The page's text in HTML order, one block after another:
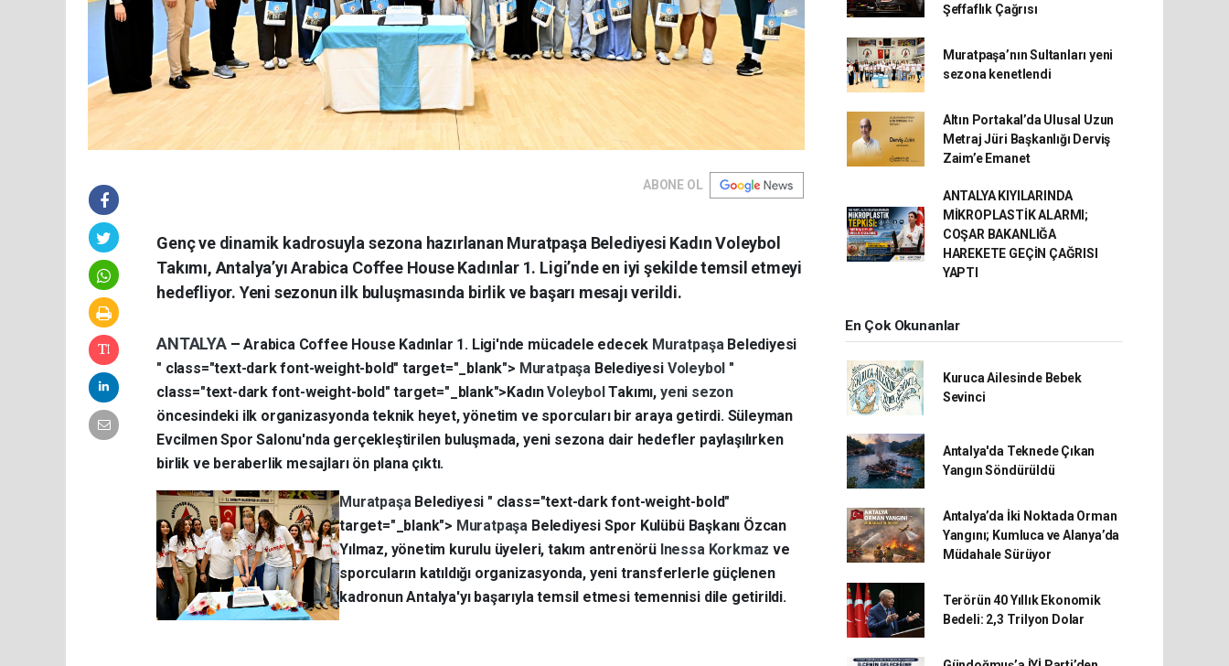
ABONE OL
Genç ve dinamik kadrosuyla sezona hazırlanan Muratpaşa Belediyesi Kadın Voleybol
Takımı, Antalya’yı Arabica Coffee House Kadınlar 1. Ligi’nde en iyi şekilde temsil etmeyi
hedefliyor. Yeni sezonun ilk buluşmasında birlik ve başarı mesajı verildi.
ANTALYA –Arabica Coffee House Kadınlar 1. Ligi'nde mücadele edecek Muratpaşa Belediyesi
" class="text-dark font-weight-bold" target="_blank"> Muratpaşa Belediyesi Voleybol "
class="text-dark font-weight-bold" target="_blank">KadınVoleybolTakımı, yeni sezon
öncesindeki ilk organizasyonda teknik heyet, yönetim ve sporcuları bir araya getirdi. Süleyman
Evcilmen Spor Salonu'nda gerçekleştirilen buluşmada, yeni sezona dair hedefler paylaşılırken
birlik ve beraberlik mesajları ön plana çıktı.
Muratpaşa Belediyesi " class="text-dark font-weight-bold"
target="_blank"> Muratpaşa Belediyesi Spor Kulübü Başkanı Özcan
Yılmaz, yönetim kurulu üyeleri, takım antrenörü Inessa Korkmaz ve
sporcuların katıldığı organizasyonda, yeni transferlerle güçlenen
kadronun Antalya'yı başarıyla temsil etmesi temennisi dile getirildi.
Şeffaflık Çağrısı
Muratpaşa’nın Sultanları yeni
sezona kenetlendi
Altın Portakal’da Ulusal Uzun
Metraj Jüri Başkanlığı Derviş
Zaim’e Emanet
ANTALYA KIYILARINDA
MİKROPLASTİK ALARMI;
COŞAR BAKANLIĞA
HAREKETE GEÇİN ÇAĞRISI
YAPTI
En Çok Okunanlar
Kuruca Ailesinde Bebek
Sevinci
Antalya'da Teknede Çıkan
Yangın Söndürüldü
Antalya’da İki Noktada Orman
Yangını; Kumluca ve Alanya’da
Müdahale Sürüyor
Terörün 40 Yıllık Ekonomik
Bedeli: 2,3 Trilyon Dolar